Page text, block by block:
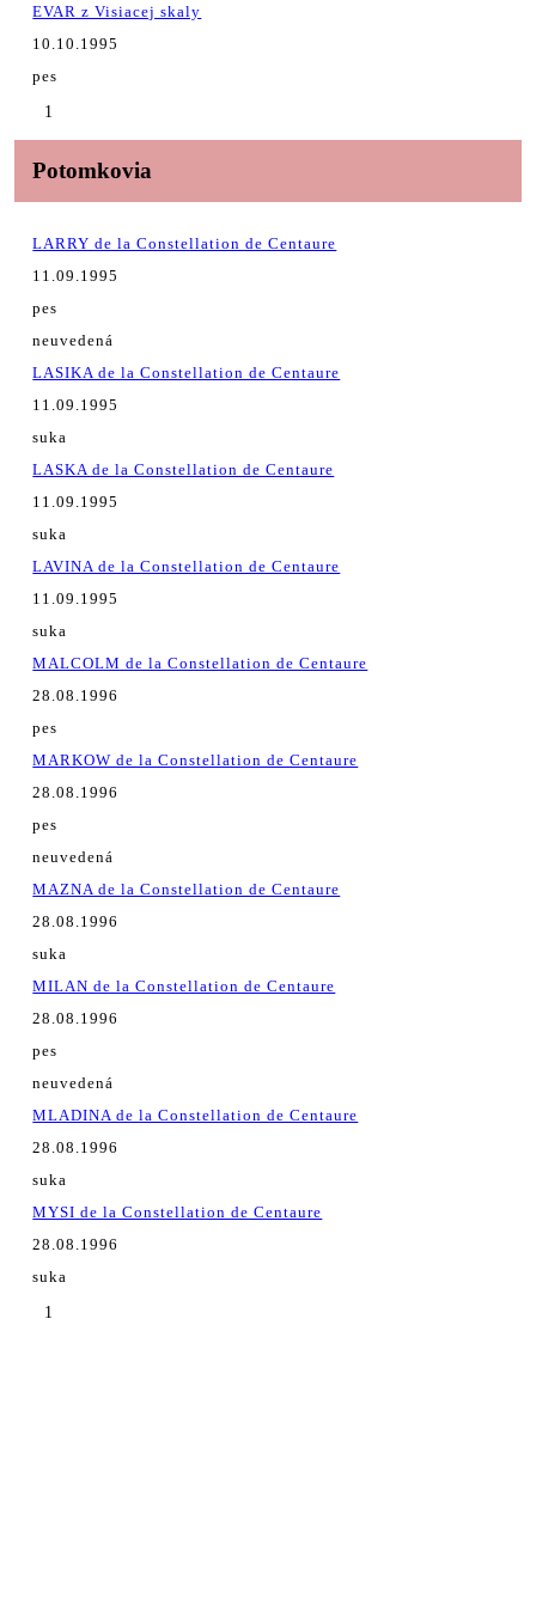
EVAR z Visiacej skaly
10.10.1995
pes
1
Potomkovia
LARRY de la Constellation de Centaure
11.09.1995
pes
neuvedená
LASIKA de la Constellation de Centaure
11.09.1995
suka
LASKA de la Constellation de Centaure
11.09.1995
suka
LAVINA de la Constellation de Centaure
11.09.1995
suka
MALCOLM de la Constellation de Centaure
28.08.1996
pes
MARKOW de la Constellation de Centaure
28.08.1996
pes
neuvedená
MAZNA de la Constellation de Centaure
28.08.1996
suka
MILAN de la Constellation de Centaure
28.08.1996
pes
neuvedená
MLADINA de la Constellation de Centaure
28.08.1996
suka
MYSI de la Constellation de Centaure
28.08.1996
suka
1